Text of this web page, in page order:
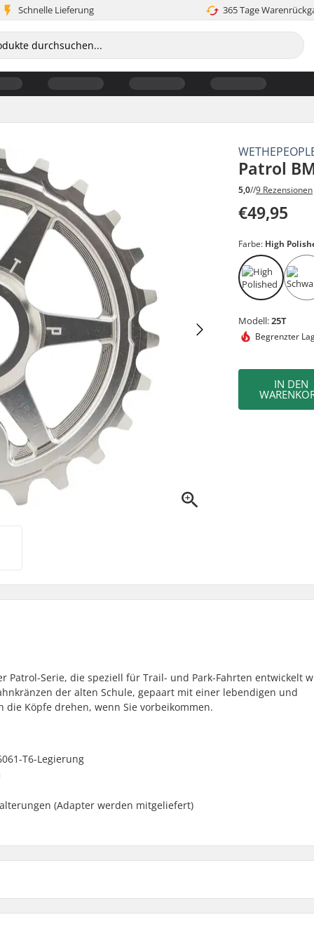
Schnelle Lieferung 365 Tage
Patrol
5,0//9 Rezensionen
€49,95
Farbe: High
Modell:25T
Begrenzter
IN DEN
Patrol-Serie, die speziell für Trail- und Park-Fahrten entwickelt
der alten Schule, gepaart mit einer lebendigen und
Köpfe drehen, wenn Sie vorbeikommen.
T6-Legierung
(Adapter werden mitgeliefert)
Schwarz - 25T